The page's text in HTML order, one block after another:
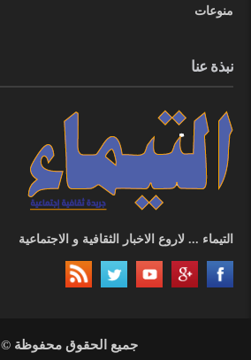
منوعات
نبذة عنا
التيماء ... لاروع الاخبار الثقافية و الاجتماعية
جميع الحقوق محفوظة © 2019